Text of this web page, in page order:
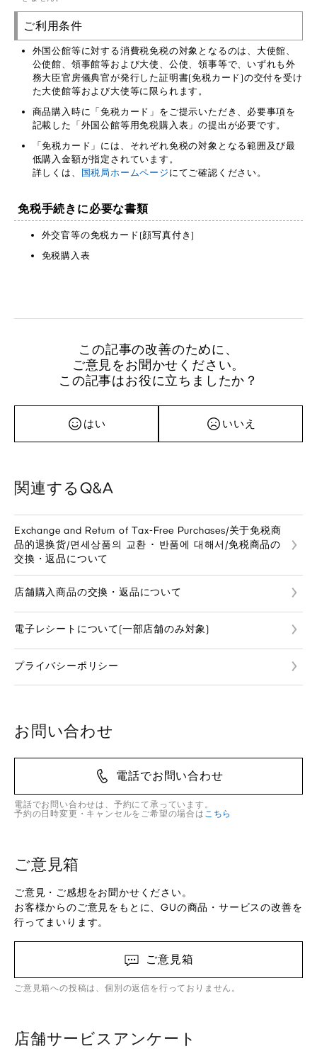
ご利用条件
外国公館等に対する消費税免税の対象となるのは、大使館、
公使館、領事館等および大使、公使、領事等で、いずれも外
務大臣官房儀典官が発行した証明書(免税カード)の交付を受け
た大使館等および大使等に限られます。
商品購入時に「免税カード」をご提示いただき、必要事項を
記載した「外国公館等用免税購入表」の提出が必要です。
「免税カード」には、それぞれ免税の対象となる範囲及び最
低購入金額が指定されています。
詳しくは、
国税局ホームページ にてご確認ください。
免税手続きに必要な書類
外交官等の免税カード(顔写真付き)
免税購入表
この記事の改善のために、
ご意見をお聞かせください。
この記事はお役に立ちましたか？
はい いいえ
関連するQ&A
Exchange and Return of Tax-Free Purchases/关于免税商
品的退换货/면세상품의 교환 ･ 반품에 대해서/免税商品の
交換・返品について
店舗購入商品の交換・返品について
電子レシートについて(一部店舗のみ対象)
プライバシーポリシー
お問い合わせ
電話でお問い合わせ
電話でお問い合わせは、予約にて承っています。
予約の日時変更・キャンセルをご希望の場合は こちら
ご意見箱
ご意見・ご感想をお聞かせください。
お客様からのご意見をもとに、GUの商品・サービスの改善を
行ってまいります。
ご意見箱
ご意見箱への投稿は、個別の返信を行っておりません。
店舗サービスアンケート